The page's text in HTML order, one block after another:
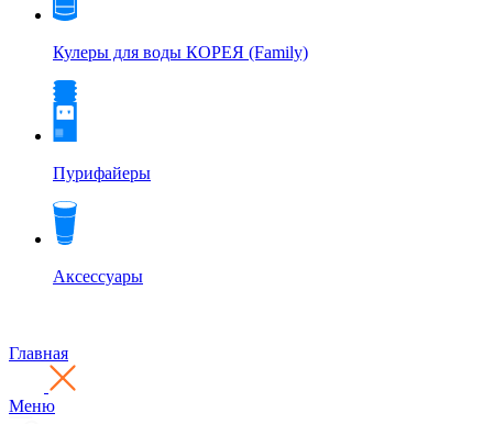
Кулеры для воды КОРЕЯ (Family)
Пурифайеры
Аксессуары
Главная
Меню